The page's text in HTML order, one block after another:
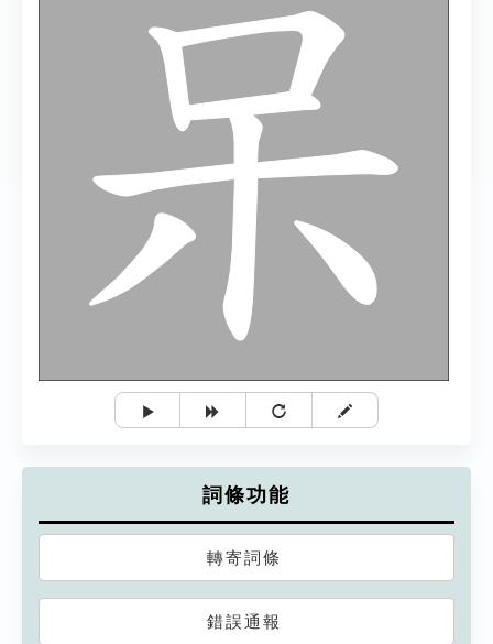
詞條功能
轉寄詞條
錯誤通報